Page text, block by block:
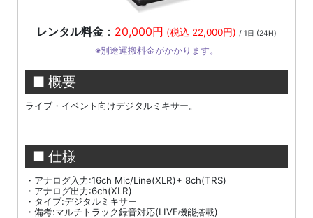
レンタル料金 ： 20,000円 (税込 22,000円) / 1日 (24H)
※別途運搬料金がかかります。
■ 概要
ライブ・イベント向けデジタルミキサー。
■ 仕様
・アナログ入力:16ch Mic/Line(XLR)+ 8ch(TRS)
・アナログ出力:6ch(XLR)
・タイプ:デジタルミキサー
・備考:マルチトラック録音対応(LIVE機能搭載)